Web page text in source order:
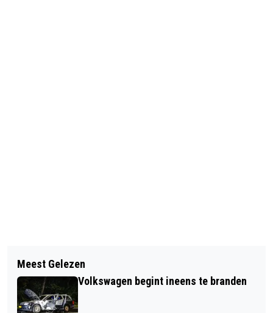
MFC DOELUM NA AFTRAP NATIONALE
SPORTWEEK ROOKVRIJ
WAT IS ER TE DOEN IN DE WEEK VAN
DE AIRBORNE HERDENKINGEN 2018
Meest Gelezen
Volkswagen begint ineens te branden